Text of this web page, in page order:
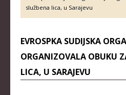
RANG
službena lica, u Sarajevu
EVROSPKA SUDIJSKA
ORGANIZOVALA OBUKU
LICA, U SARAJEVU